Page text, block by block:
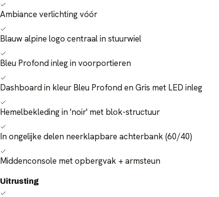
Ambiance verlichting vóór
Blauw alpine logo centraal in stuurwiel
Bleu Profond inleg in voorportieren
Dashboard in kleur Bleu Profond en Gris met LED inleg
Hemelbekleding in 'noir' met blok-structuur
In ongelijke delen neerklapbare achterbank (60/40)
Middenconsole met opbergvak + armsteun
Uitrusting